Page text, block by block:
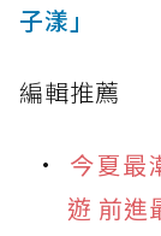
子漾」
編輯推薦
今夏最
遊 前進